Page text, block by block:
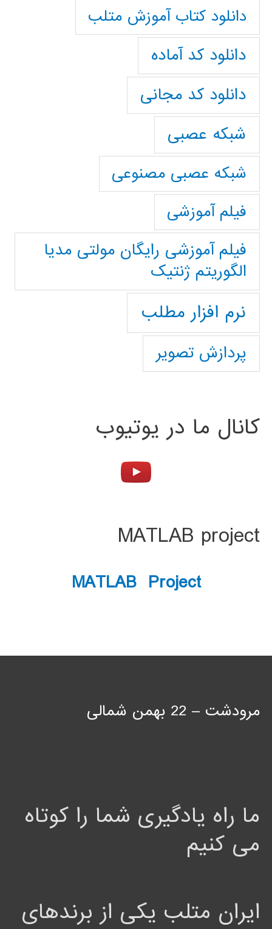
دانلود کتاب آموزش متلب
دانلود کد آماده
دانلود کد مجانی
شبکه عصبی
شبکه عصبی مصنوعی
فیلم آموزشی
فیلم آموزشی رایگان مولتی مدیا
الگوریتم ژنتیک
نرم افزار مطلب
پردازش تصویر
کانال ما در یوتیوب
MATLAB project
MATLAB Project
مرودشت – 22 بهمن شمالی
ما راه یادگیری شما را کوتاه
می کنیم
ایران متلب یکی از برندهای